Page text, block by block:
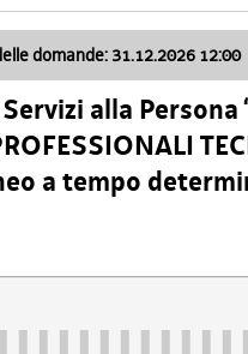
domande: 31.12.2026 12:00
alla Persona
a tempo